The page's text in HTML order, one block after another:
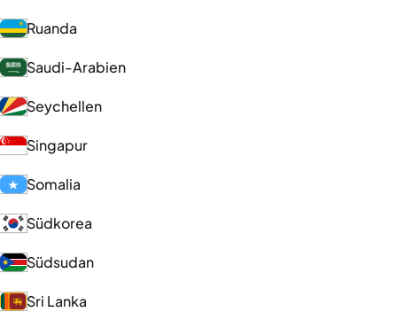
Ruanda
Saudi-Arabien
Seychellen
Singapur
Somalia
Südkorea
Südsudan
Sri Lanka